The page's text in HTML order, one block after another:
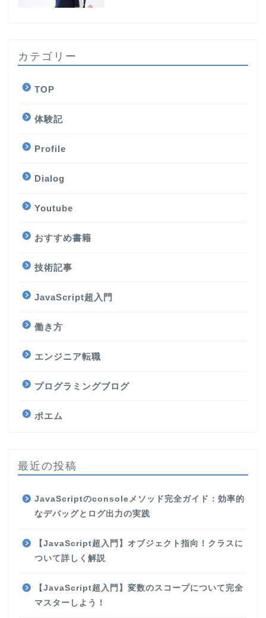
カテゴリー
TOP
体験記
Profile
Dialog
Youtube
おすすめ書籍
技術記事
JavaScript超入門
働き方
エンジニア転職
プログラミングブログ
ポエム
最近の投稿
JavaScriptのconsoleメソッド完全ガイド：効率的
なデバッグとログ出力の実践
【JavaScript超入門】オブジェクト指向！クラスに
ついて詳しく解説
【JavaScript超入門】変数のスコープについて完全
マスターしよう！